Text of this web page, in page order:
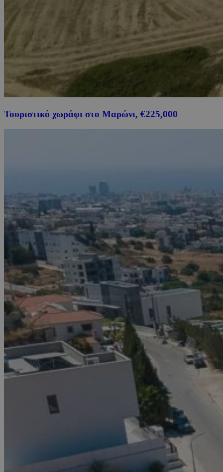
Τουριστικό χωράφι στο Μαρώνι, €225,000